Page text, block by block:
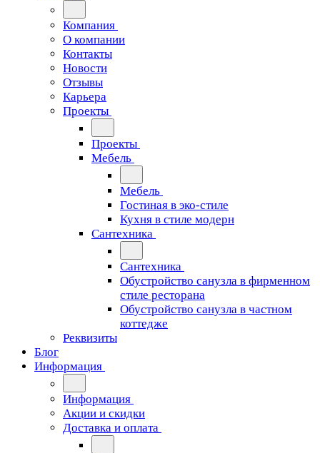
Компания
О компании
Контакты
Новости
Отзывы
Карьера
Проекты
Проекты
Мебель
Мебель
Гостиная в эко-стиле
Кухня в стиле модерн
Сантехника
Сантехника
Обустройство санузла в фирменном
стиле ресторана
Обустройство санузла в частном
коттедже
Реквизиты
Блог
Информация
Информация
Акции и скидки
Доставка и оплата